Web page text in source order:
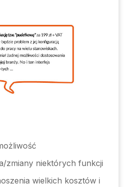
zmiany niektórych funkcji
wielkich kosztów i